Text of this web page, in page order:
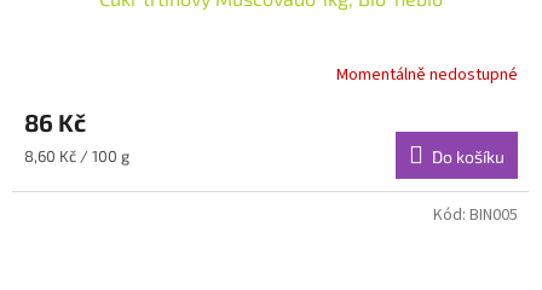
Momentálně nedostupné
86 Kč
Měrná
8,60 Kč / 100 g Do košíku
Kód: BIN005